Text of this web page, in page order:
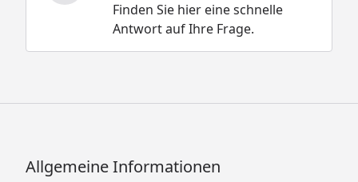
Finden Sie hier eine schnelle
Antwort auf Ihre Frage.
Allgemeine Informationen